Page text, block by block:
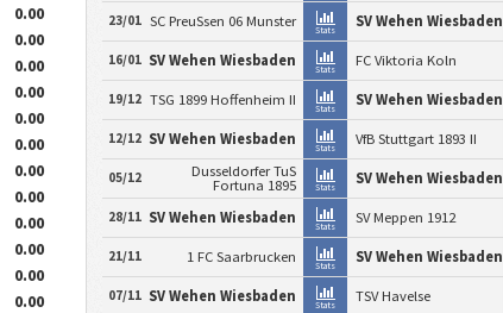
0.00
0.00
0.00
0.00
0.00
0.00
0.00
0.00
0.00
0.00
0.00
0.00
23/01 SC PreuSsen 06 Munster
Stats
SV Wehen Wiesbaden
16/01 SV Wehen Wiesbaden
Stats
FC Viktoria Koln
19/12 TSG 1899 Hoffenheim II
Stats
SV Wehen Wiesbaden
12/12 SV Wehen Wiesbaden
Stats
VfB Stuttgart 1893 II
05/12
Dusseldorfer TuS
Fortuna 1895
Stats
SV Wehen Wiesbaden
28/11 SV Wehen Wiesbaden
Stats
SV Meppen 1912
21/11 1 FC Saarbrucken
Stats
SV Wehen Wiesbaden
07/11 SV Wehen Wiesbaden
Stats
TSV Havelse